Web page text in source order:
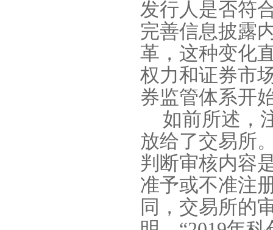
发行人是否符
完善信息披露
革，这种变化
权力和证券市
券监管体系开
如前所述，
放给了交易所
判断审核内容
准予或不准注
同，交易所的